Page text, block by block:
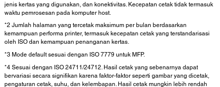
jenis kertas yang digunakan, dan konektivitas. Kecepatan cetak tidak termasuk
waktu pemrosesan pada komputer host.
*2 Jumlah halaman yang tercetak maksimum per bulan berdasarkan
kemampuan performa printer, termasuk kecepatan cetak yang terstandarisasi
oleh ISO dan kemampuan penanganan kertas.
*3 Mode default sesuai dengan ISO 7779 untuk MFP.
*4 Sesuai dengan ISO 24711/24712. Hasil cetak yang sebenarnya dapat
bervariasi secara signifikan karena faktor-faktor seperti gambar yang dicetak,
pengaturan cetak, suhu, dan kelembapan. Hasil cetak mungkin lebih rendah